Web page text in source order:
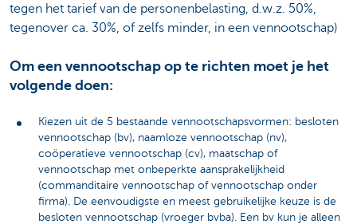
tegen het tarief van de personenbelasting, d.w.z. 50%,
tegenover ca. 30%, of zelfs minder, in een vennootschap)
Om een vennootschap op te richten moet je het
volgende doen:
Kiezen uit de 5 bestaande vennootschapsvormen: besloten
vennootschap (bv), naamloze vennootschap (nv),
coöperatieve vennootschap (cv), maatschap of
vennootschap met onbeperkte aansprakelijkheid
(commanditaire vennootschap of vennootschap onder
firma). De eenvoudigste en meest gebruikelijke keuze is de
besloten vennootschap (vroeger bvba). Een bv kun je alleen